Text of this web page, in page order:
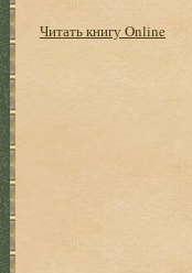
Читать книгу Online